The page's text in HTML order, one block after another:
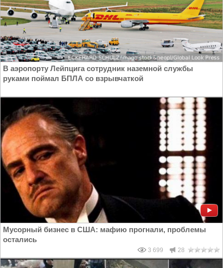
В аэропорту Лейпцига сотрудник наземной службы
руками поймал БПЛА со взрывчаткой
Мусорный бизнес в США: мафию прогнали, проблемы
остались
3 699 28